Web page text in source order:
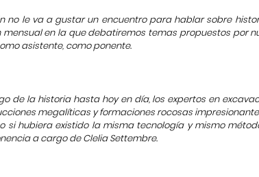
no le va a gustar un encuentro para hablar sobre
mensual en la que debatiremos temas propuestos por
asistente, como ponente.
de la historia hasta hoy en día, los expertos en
megalíticas y formaciones rocosas
si hubiera existido la misma tecnología y mismo
a cargo de Clelia Settembre.